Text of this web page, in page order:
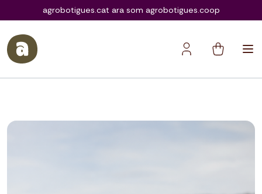
agrobotigues.coop
agrobotigues.cat ara som agrobotigues.coop